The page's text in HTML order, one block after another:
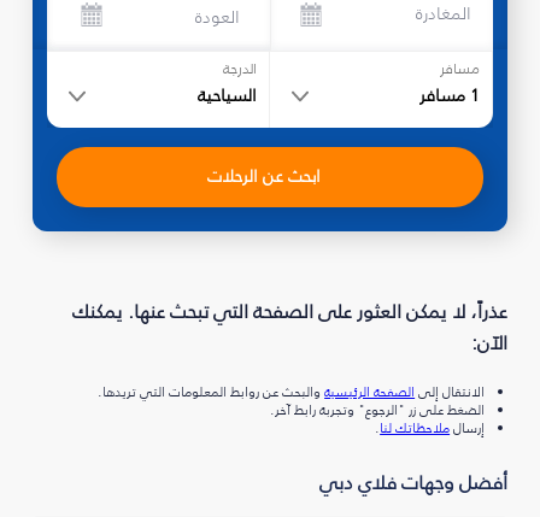
المغادرة العودة
مسافر
1 مسافر
الدرجة
السياحية
ابحث عن الرحلات
عذراً، لا يمكن العثور على الصفحة التي تبحث عنها. يمكنك
الآن:
الانتقال إلىالصفحة الرئيسيةوالبحث عن روابط المعلومات التي تريدها.
الضغط على زر "الرجوع" وتجربة رابط آخر.
إرسالملاحظاتك لنا.
أفضل وجهات فلاي دبي